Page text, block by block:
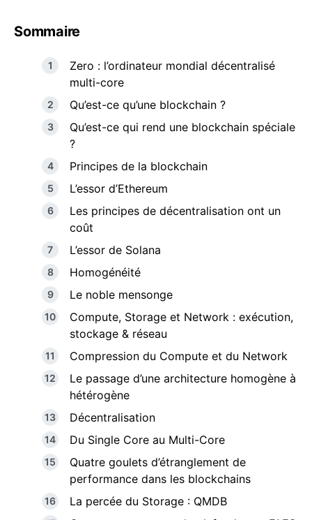
Sommaire
Zero : l’ordinateur mondial décentralisé
multi-core
Qu’est-ce qu’une blockchain ?
Qu’est-ce qui rend une blockchain spéciale
?
Principes de la blockchain
L’essor d’Ethereum
Les principes de décentralisation ont un
coût
L’essor de Solana
Homogénéité
Le noble mensonge
Compute, Storage et Network : exécution,
stockage & réseau
Compression du Compute et du Network
Le passage d’une architecture homogène à
hétérogène
Décentralisation
Du Single Core au Multi-Core
Quatre goulets d’étranglement de
performance dans les blockchains
La percée du Storage : QMDB